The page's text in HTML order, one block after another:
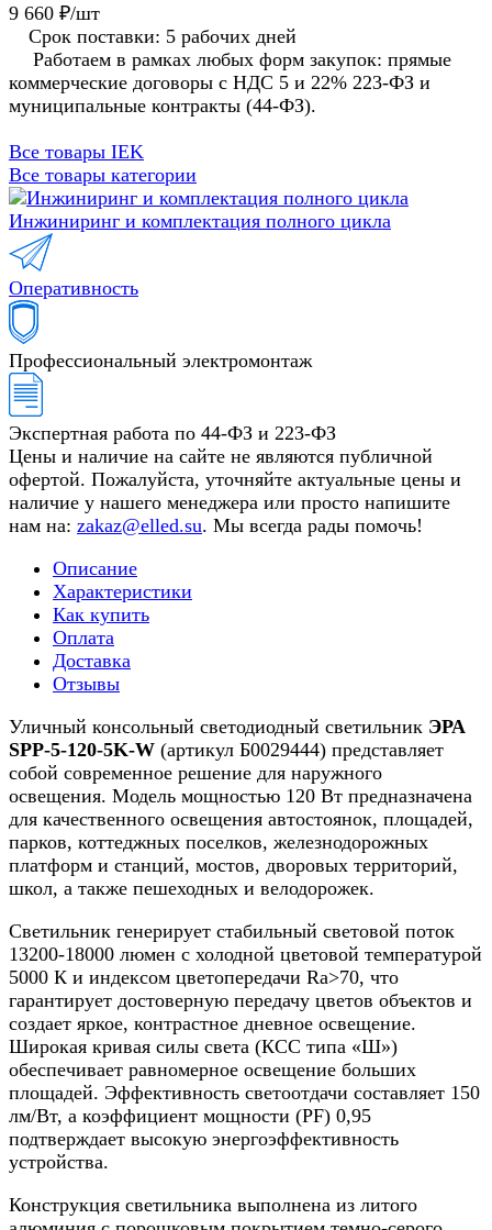
9 660 ₽/шт
Срок поставки: 5 рабочих дней
Работаем в рамках любых форм закупок: прямые
коммерческие договоры с НДС 5 и 22% 223-ФЗ и
муниципальные контракты (44-ФЗ).
Все товары IEK
Все товары категории
Инжиниринг и комплектация полного цикла
Оперативность
Профессиональный электромонтаж
Экспертная работа по 44-ФЗ и 223-ФЗ
Цены и наличие на сайте не являются публичной
офертой. Пожалуйста, уточняйте актуальные цены и
наличие у нашего менеджера или просто напишите
нам на: zakaz@elled.su. Мы всегда рады помочь!
Описание
Характеристики
Как купить
Оплата
Доставка
Отзывы
Уличный консольный светодиодный светильник ЭРА
SPP-5-120-5K-W (артикул Б0029444) представляет
собой современное решение для наружного
освещения. Модель мощностью 120 Вт предназначена
для качественного освещения автостоянок, площадей,
парков, коттеджных поселков, железнодорожных
платформ и станций, мостов, дворовых территорий,
школ, а также пешеходных и велодорожек.
Светильник генерирует стабильный световой поток
13200-18000 люмен с холодной цветовой температурой
5000 К и индексом цветопередачи Ra>70, что
гарантирует достоверную передачу цветов объектов и
создает яркое, контрастное дневное освещение.
Широкая кривая силы света (КСС типа «Ш»)
обеспечивает равномерное освещение больших
площадей. Эффективность светоотдачи составляет 150
лм/Вт, а коэффициент мощности (PF) 0,95
подтверждает высокую энергоэффективность
устройства.
Конструкция светильника выполнена из литого